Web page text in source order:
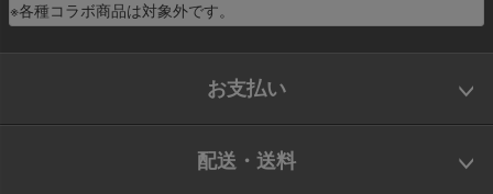
※各種コラボ商品は対象外です。
お支払い
配送・送料